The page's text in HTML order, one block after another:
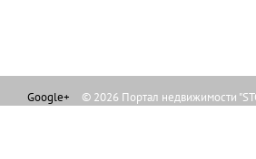
Google+ © 2026 Портал недвижимости